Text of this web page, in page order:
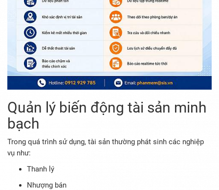
Quản lý biến động tài sản minh
bạch
Trong quá trình sử dụng, tài sản thường phát sinh các nghiệp
vụ như:
Thanh lý
Nhượng bán